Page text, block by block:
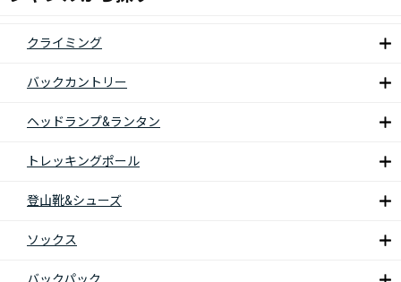
クライミング
バックカントリー
ヘッドランプ&ランタン
トレッキングポール
登山靴&シューズ
ソックス